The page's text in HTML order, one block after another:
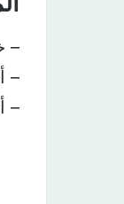
–
–
–